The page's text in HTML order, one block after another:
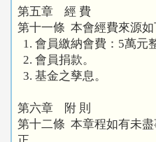
第五章 經 費
第十一條 本會經費來源如
1. 會員繳納會費：5萬元
2. 會員捐款。
3. 基金之孳息。
第六章 附 則
第十二條 本章程如有未